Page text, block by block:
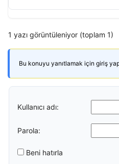
1 yazı görüntüleniyor (toplam 1)
Bu konuyu yanıtlamak için giriş
Kullanıcı adı:
Parola:
Beni hatırla